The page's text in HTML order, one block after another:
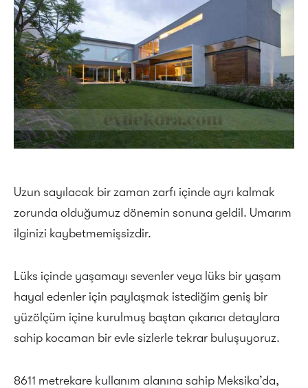
Uzun sayılacak bir zaman zarfı içinde ayrı kalmak
zorunda olduğumuz dönemin sonuna geldil. Umarım
ilginizi kaybetmemişsizdir.
Lüks içinde yaşamayı sevenler veya lüks bir yaşam
hayal edenler için paylaşmak istediğim geniş bir
yüzölçüm içine kurulmuş baştan çıkarıcı detaylara
sahip kocaman bir evle sizlerle tekrar buluşuyoruz.
8611 metrekare kullanım alanına sahip Meksika’da,